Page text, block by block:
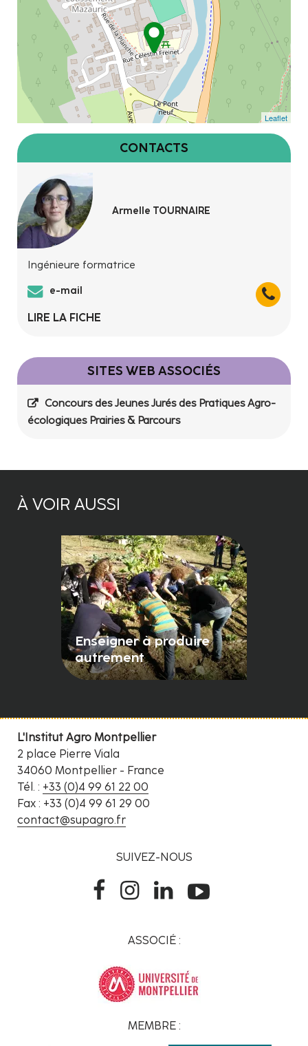
Leaflet
CONTACTS
Armelle TOURNAIRE
Ingénieure formatrice
e-mail
LIRE LA FICHE
SITES WEB ASSOCIÉS
Concours des Jeunes Jurés des Pratiques Agro-
écologiques Prairies & Parcours
À VOIR AUSSI
Enseigner à produire
autrement
L'Institut Agro Montpellier
2 place Pierre Viala
34060 Montpellier - France
Tél. : +33 (0)4 99 61 22 00
Fax : +33 (0)4 99 61 29 00
contact@supagro.fr
SUIVEZ-NOUS
ASSOCIÉ :
MEMBRE :